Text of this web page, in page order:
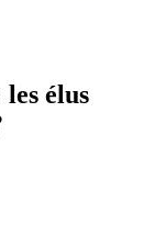
élus